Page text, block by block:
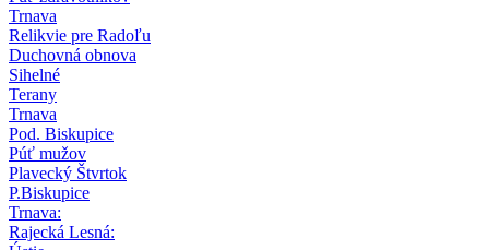
Trnava
Relikvie pre Radoľu
Duchovná obnova
Sihelné
Terany
Trnava
Pod. Biskupice
Púť mužov
Plavecký Štvrtok
P.Biskupice
Trnava:
Rajecká Lesná: